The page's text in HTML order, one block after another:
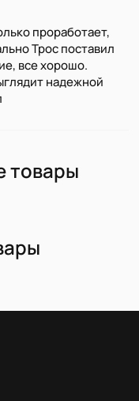
проработает,
Трос поставил
все хорошо.
надежной
товары